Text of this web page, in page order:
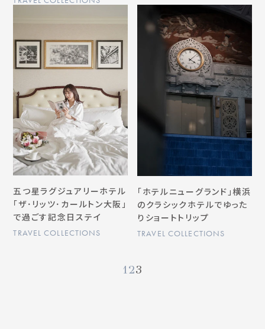
五つ星ラグジュアリーホテル
「ザ･リッツ･カールトン大阪」
で過ごす記念日ステイ
TRAVEL COLLECTIONS
「ホテルニューグランド」横浜
のクラシックホテルでゆった
りショートトリップ
TRAVEL COLLECTIONS
123